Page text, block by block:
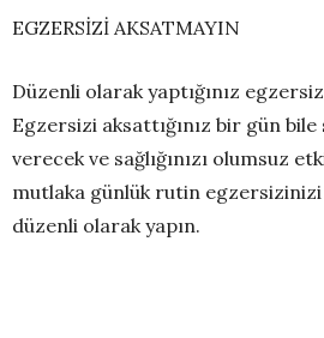
EGZERSİZİ AKSATMAYIN
Düzenli olarak yaptığınız
Egzersizi aksattığınız bir gün bile
verecek ve sağlığınızı olumsuz
mutlaka günlük rutin egzersizinizi
düzenli olarak yapın.